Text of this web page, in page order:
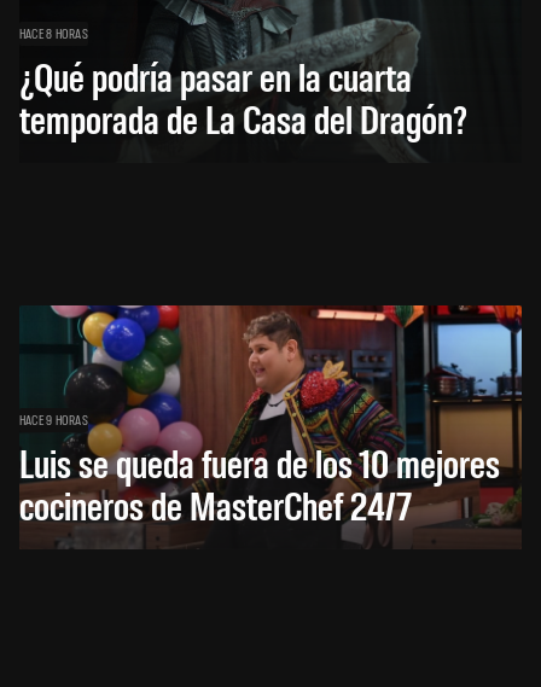
HACE 8 HORAS
¿Qué podría pasar en la cuarta
temporada de La Casa del Dragón?
HACE 9 HORAS
Luis se queda fuera de los 10 mejores
cocineros de MasterChef 24/7